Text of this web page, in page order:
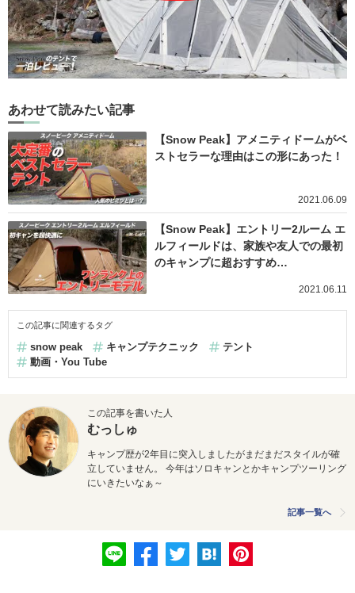
あわせて読みたい記事
【Snow Peak】アメニティドームがベ
ストセラーな理由はこの形にあった！
2021.06.09
【Snow Peak】エントリー2ルーム エ
ルフィールドは、家族や友人での最初
のキャンプに超おすすめ…
2021.06.11
この記事に関連するタグ
snow peak キャンプテクニック
テント
動画・You Tube
この記事を書いた人
むっしゅ
キャンプ歴が2年目に突入しましたがまだまだスタイルが確
立していません。 今年はソロキャンとかキャンプツーリング
にいきたいなぁ～
記事一覧へ